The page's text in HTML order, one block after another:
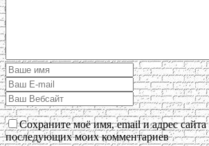
Сохраните моё имя, email и адрес сайта
последующих моих комментариев